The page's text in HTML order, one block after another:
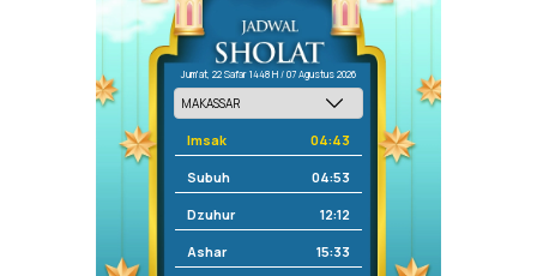
Jum'at, 22 Safar 1448 H / 07 Agustus 2026
Imsak 04:43
Subuh 04:53
Dzuhur 12:12
Ashar 15:33